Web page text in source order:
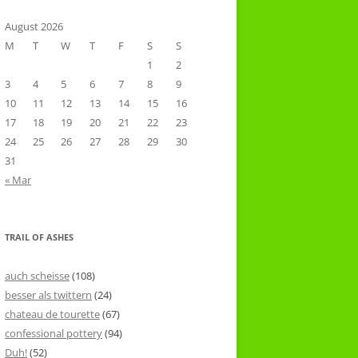
August 2026
M
T W T F S
S
1
2
3
4 5 6 7 8
9
10
11 12 13 14 15
16
17
18 19 20 21 22
23
24
25 26 27 28 29
30
31
« Mar
TRAIL OF ASHES
auch scheisse(108)
besser als twittern (24)
chateau de tourette(67)
confessional pottery(94)
Duh!(52)